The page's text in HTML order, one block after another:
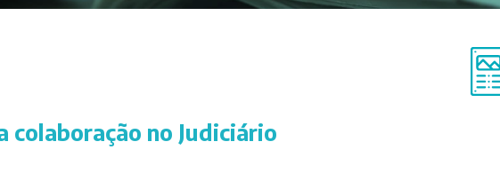
colaboração no Judiciário